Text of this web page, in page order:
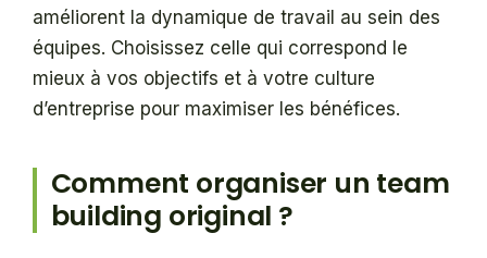
améliorent la dynamique de travail au sein des
équipes. Choisissez celle qui correspond le
mieux à vos objectifs et à votre culture
d’entreprise pour maximiser les bénéfices.
Comment organiser un team
building original ?